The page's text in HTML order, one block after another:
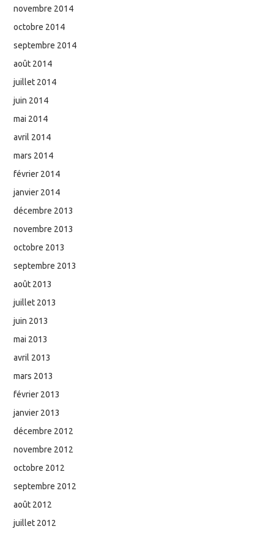
novembre 2014
octobre 2014
septembre 2014
août 2014
juillet 2014
juin 2014
mai 2014
avril 2014
mars 2014
février 2014
janvier 2014
décembre 2013
novembre 2013
octobre 2013
septembre 2013
août 2013
juillet 2013
juin 2013
mai 2013
avril 2013
mars 2013
février 2013
janvier 2013
décembre 2012
novembre 2012
octobre 2012
septembre 2012
août 2012
juillet 2012